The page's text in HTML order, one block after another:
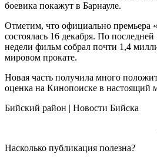
боевика покажут в Барнауле.
Отметим, что официально премьера
состоялась 16 декабря. По
недели фильм собрал почти 1,4
мировом прокате.
Новая часть получила много
оценка на Кинопоиске в настоящий
Бийский район | Новости Бийска
Насколько публикация полезна?